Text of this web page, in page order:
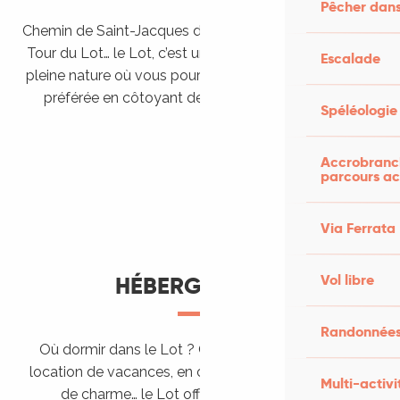
Pêcher
Escalade
Spéléologie
parcours
Via Ferrata
Vol libre
Multi-
Chemin de Saint-Jacques de Compostelle, Véloroutes,
Tour du Lot… le Lot, c’est une véritable destination de
pleine nature où vous pourrez pratiquer votre activité
préférée en côtoyant des paysages grandioses.
HÉBERGEMENTS
Où dormir dans le Lot ? Chez l’habitant, dans une
location de vacances, en camping, ou dans un hôtel
de charme… le Lot offre des hébergements